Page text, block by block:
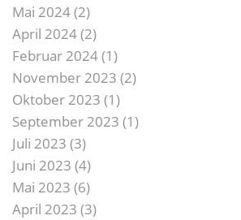
Mai 2024(2)
April 2024(2)
Februar 2024(1)
November 2023 (2)
Oktober 2023 (1)
September 2023 (1)
Juli 2023 (3)
Juni 2023 (4)
Mai 2023 (6)
April 2023 (3)